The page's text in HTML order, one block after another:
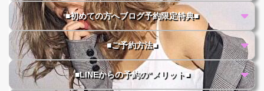
■初めての方へブログ予約限定特典■
■ご予約方法■
■LINEからの予約の"メリット■